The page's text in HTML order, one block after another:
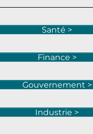
Santé >
Finance >
Gouvernement >
Industrie >